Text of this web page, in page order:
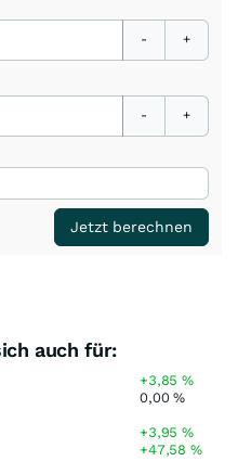
- +
- +
Jetzt berechnen
auch für:
+3,85%
0,00%
+3,95%
+47,58%